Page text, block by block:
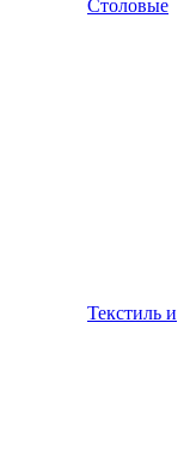
Столовые
Текстиль и